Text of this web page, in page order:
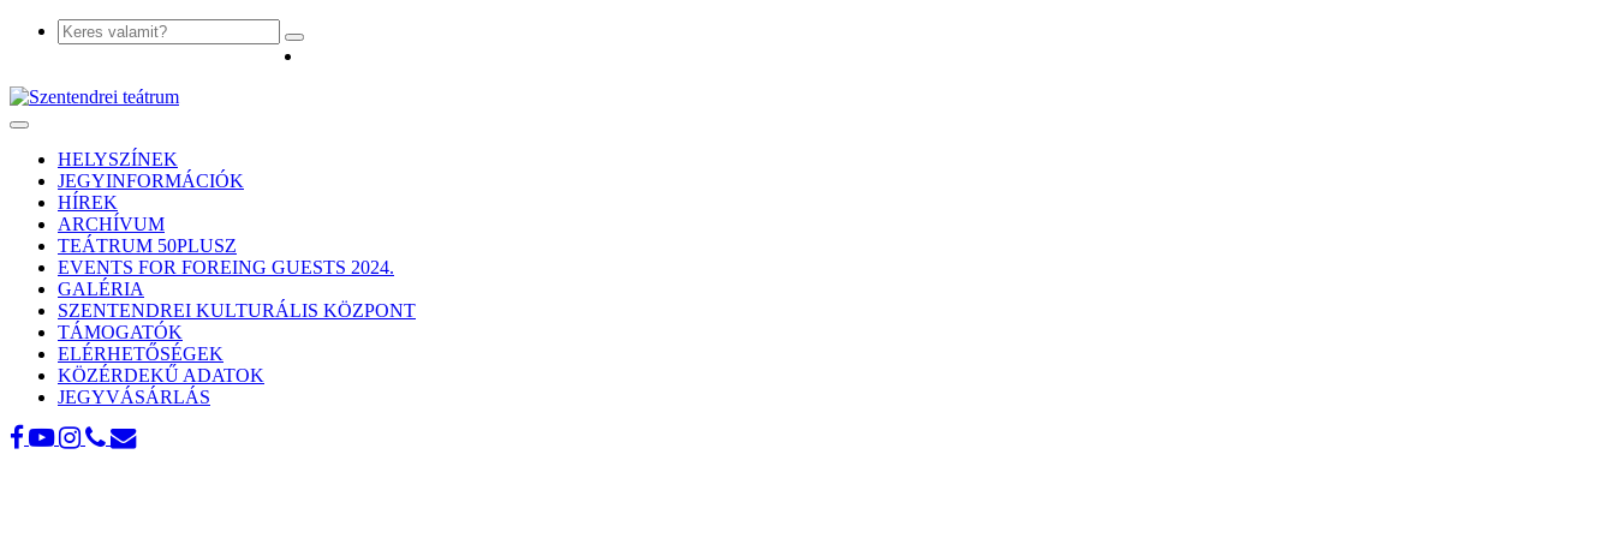
Toggle
navigationHELYSZÍNEK
JEGYINFORMÁCIÓK
HÍREK
ARCHÍVUM
TEÁTRUM 50PLUSZ
EVENTS FOR FOREING GUESTS 2024.
GALÉRIA
SZENTENDREI KULTURÁLIS KÖZPONT
TÁMOGATÓK
ELÉRHETŐSÉGEK
KÖZÉRDEKŰ ADATOK
JEGYVÁSÁRLÁS